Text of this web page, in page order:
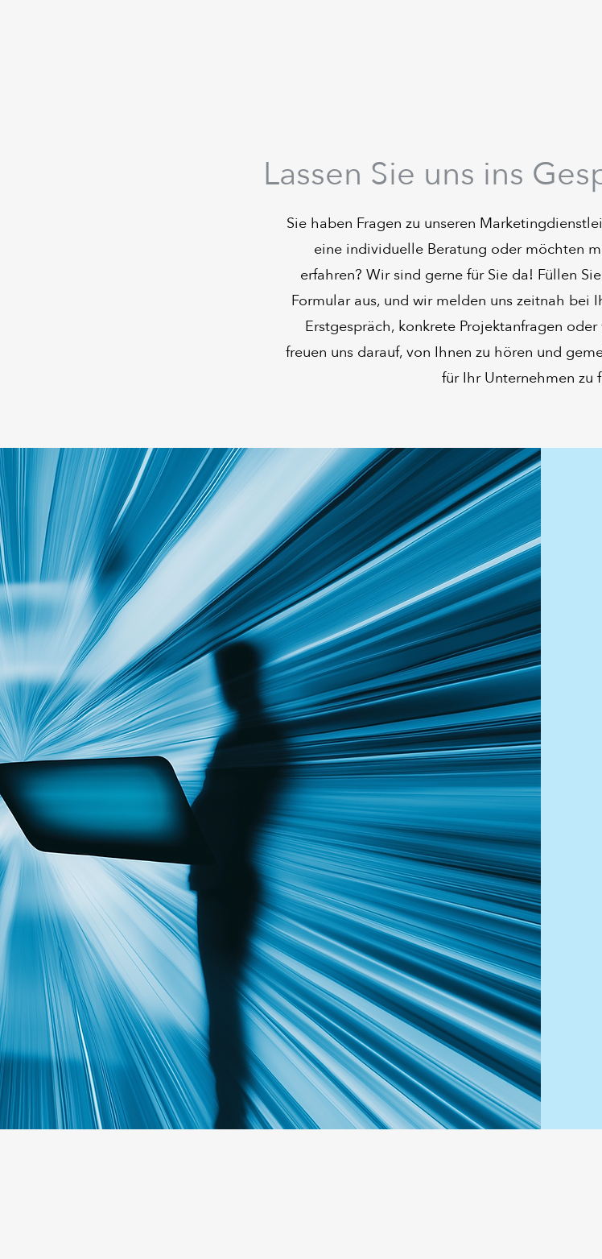
Lassen Sie uns ins
Sie haben Fragen zu unseren
eine individuelle Beratung oder möchten
erfahren? Wir sind gerne für Sie da! Füllen
Formular aus, und wir melden uns zeitnah bei
Erstgespräch, konkrete Projektanfragen
freuen uns darauf, von Ihnen zu hören und
für Ihr Unternehmen zu